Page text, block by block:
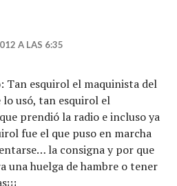
A LAS 6:35
Tan esquirol el maquinista del
usó, tan esquirol el
prendió la radio e incluso ya
fue el que puso en marcha
la consigna y por que
una huelga de hambre o tener